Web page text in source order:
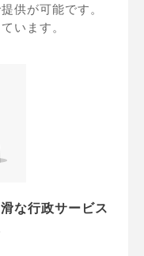
供が可能です。
います。
な行政サービス